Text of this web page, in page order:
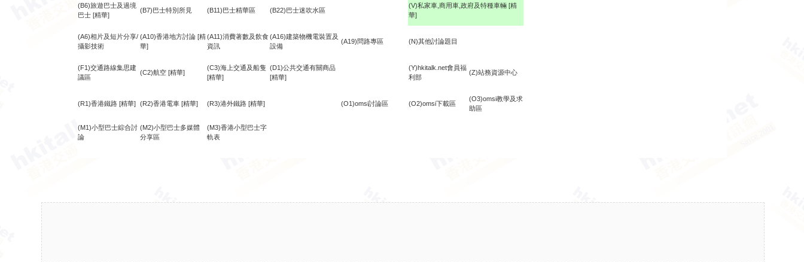
(B6)旅遊巴士及過境
巴士 [精華]
(B7)巴士特別所見 (B11)巴士精華區 (B22)巴士迷吹水區
(V)私家車,商用車,政府及特種車輛 [精
華]
(A6)相片及短片分享/
攝影技術
(A10)香港地方討論 [精
華]
(A11)消費著數及飲食
資訊
(A16)建築物機電裝置及
設備
(A19)問路專區 (N)其他討論題目
(F1)交通路線集思建
議區
(C2)航空 [精華]
(C3)海上交通及船隻
[精華]
(D1)公共交通有關商品
[精華]
(Y)hkitalk.net會員福
利部
(Z)站務資源中心
(R1)香港鐵路 [精華] (R2)香港電車 [精華] (R3)港外鐵路 [精華] (O1)omsi討論區 (O2)omsi下載區
(O3)omsi教學及求
助區
(M1)小型巴士綜合討
論
(M2)小型巴士多媒體
分享區
(M3)香港小型巴士字
軌表